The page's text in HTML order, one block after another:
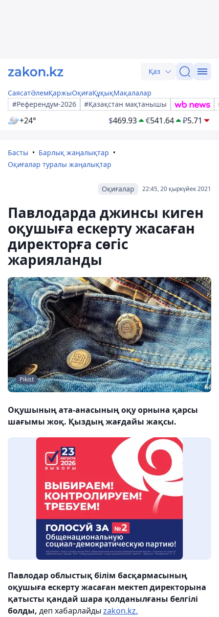
Қаз
СаясатӘлемҚаржыОқиғаҚұқықМақалалар
#Референдум-2026
#Қазақстан мақтанышы
+24° $469.93 €541.64 ₽5.71
Басты
Барлық жаңалықтар
Оқиғалар туралы жаңалықтар
22:45, 20 қыркүйек 2021
Оқиғалар
Павлодарда джинсы киген
оқушыға ескерту жасаған
директорға сөгіс
жарияланды
Pikist
Оқушының ата-анасының оқу орнына қарсы
шағымы жоқ. Қыздың жағдайы жақсы.
Павлодар облыстық білім басқармасының
оқушыға ескерту жасаған мектеп директорына
қатысты қандай шара қолданылғаны белгілі
болды, деп хабарлайды zakon.kz.